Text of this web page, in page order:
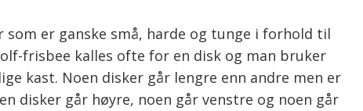
som er ganske små, harde og tunge i forhold til
frisbee kalles ofte for en disk og man bruker
kast. Noen disker går lengre enn andre men er
disker går høyre, noen går venstre og noen går